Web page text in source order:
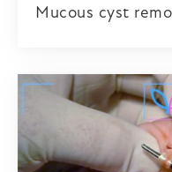
Mucous cyst